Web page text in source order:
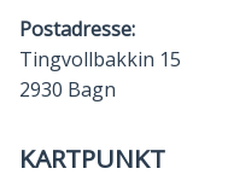
Postadresse:
Tingvollbakkin 15
2930 Bagn
KARTPUNKT